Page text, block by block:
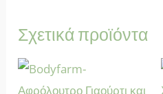
Σχετικά προϊόντα